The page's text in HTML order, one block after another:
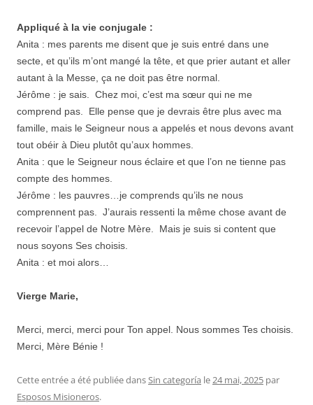
Appliqué à la vie conjugale :
Anita : mes parents me disent que je suis entré dans une
secte, et qu’ils m’ont mangé la tête, et que prier autant et aller
autant à la Messe, ça ne doit pas être normal.
Jérôme : je sais. Chez moi, c’est ma sœur qui ne me
comprend pas. Elle pense que je devrais être plus avec ma
famille, mais le Seigneur nous a appelés et nous devons avant
tout obéir à Dieu plutôt qu’aux hommes.
Anita : que le Seigneur nous éclaire et que l’on ne tienne pas
compte des hommes.
Jérôme : les pauvres…je comprends qu’ils ne nous
comprennent pas. J’aurais ressenti la même chose avant de
recevoir l’appel de Notre Mère. Mais je suis si content que
nous soyons Ses choisis.
Anita : et moi alors…
Vierge Marie,
Merci, merci, merci pour Ton appel. Nous sommes Tes choisis.
Merci, Mère Bénie !
Cette entrée a été publiée dansSin categoría le24 mai, 2025 par
Esposos Misioneros.